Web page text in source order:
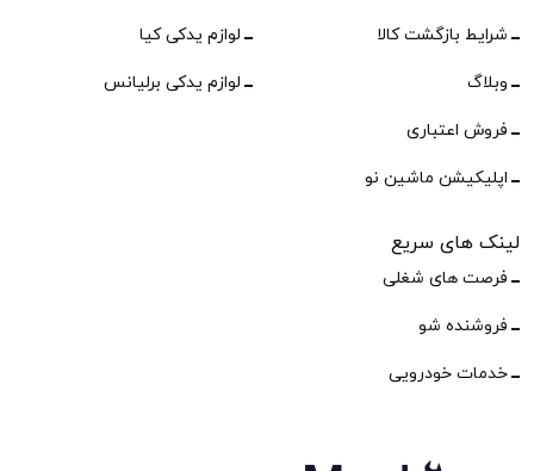
شرایط بازگشت کالا
وبلاگ
فروش اعتباری
اپلیکیشن ماشین نو
لوازم یدکی کیا
لوازم یدکی برلیانس
لینک های سریع
فرصت های شغلی
فروشنده شو
خدمات خودرویی